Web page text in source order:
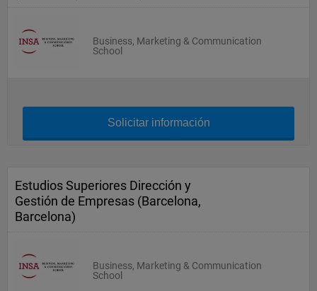
Business, Marketing & Communication
School
Solicitar información
Estudios Superiores Dirección y
Gestión de Empresas (Barcelona,
Barcelona)
Business, Marketing & Communication
School